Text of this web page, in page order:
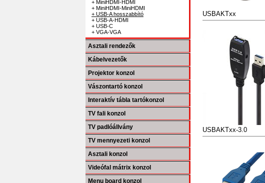
+ MiniHDMI-HDMI
+ MiniHDMI-MiniHDMI
+ USB-A hosszabbító
+ USB-A-HDMI
+ USB-C
+ VGA-VGA
Asztali rendezők
Kábelvezetők
Projektor konzol
Vászontartó konzol
Interaktív tábla tartókonzol
TV fali konzol
TV padlóállvány
TV mennyezeti konzol
Asztali konzol
Videófal mátrix konzol
Menu board konzol
USBAKTxx
USBAKTxx-3.0